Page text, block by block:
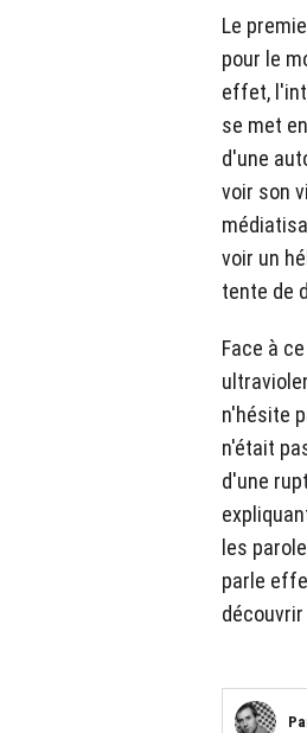
Le
pour le
effet,
se met
d'une
voir son
voir un
tente de
Face à
n'hésite
n'était
d'une
les
parle